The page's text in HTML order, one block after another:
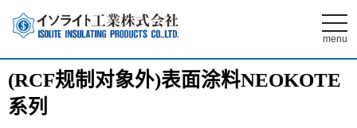
t
o
g
g
e
menu
(RCF规制对象外)表面涂料NEOKOTE
系列